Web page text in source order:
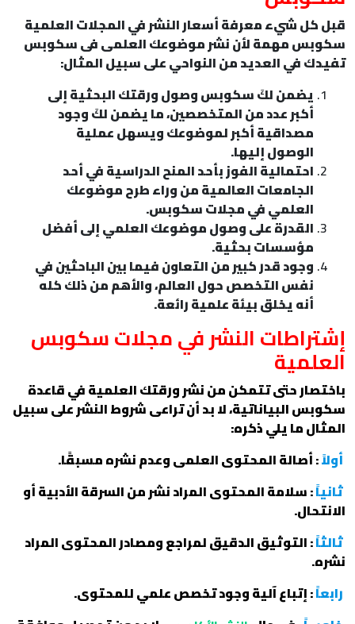
قبل كل شيء معرفةأسعار النشر في المجلات العلمية
سكوبسمهمة لأن نشر موضوعك العلمى فى سكوبس
تفيدك في العديد من النواحي على سبيل المثال:
يضمن لكَ سكوبس وصول ورقتك البحثية إلى
أكبر عدد من المتخصصين، ما يضمن لكَ وجود
مصداقية أكبر لموضوعك ويسهل عملية
الوصول إليها.
احتمالية الفوز بأحد المنح الدراسية في أحد
الجامعات العالمية من وراء طرح موضوعك
العلمي في مجلات سكوبس.
القدرة على وصول موضوعك العلمي إلى أفضل
مؤسسات بحثية.
وجود قدر كبير من التعاون فيما بين الباحثين في
نفس التخصص حول العالم، والأهم من ذلك كله
أنه يخلق بيئة علمية رائعة.
إشتراطات النشر في مجلات سكوبس
العلمية
باختصار حتى تتمكن من نشر ورقتك العلمية في قاعدة
سكوبس البياناتية، لا بد أن تراعى شروط النشر على سبيل
المثال ما يلي ذكره:
أولاً: أصالة المحتوى العلمى وعدم نشره مسبقًا.
ثانياً: سلامة المحتوى المراد نشر من السرقة الأدبية أو
الانتحال.
ثالثاً: التوثيق الدقيق لمراجع ومصادر المحتوى المراد
نشره.
رابعاً: إتباع آلية وجود تخصص علمي للمحتوى.